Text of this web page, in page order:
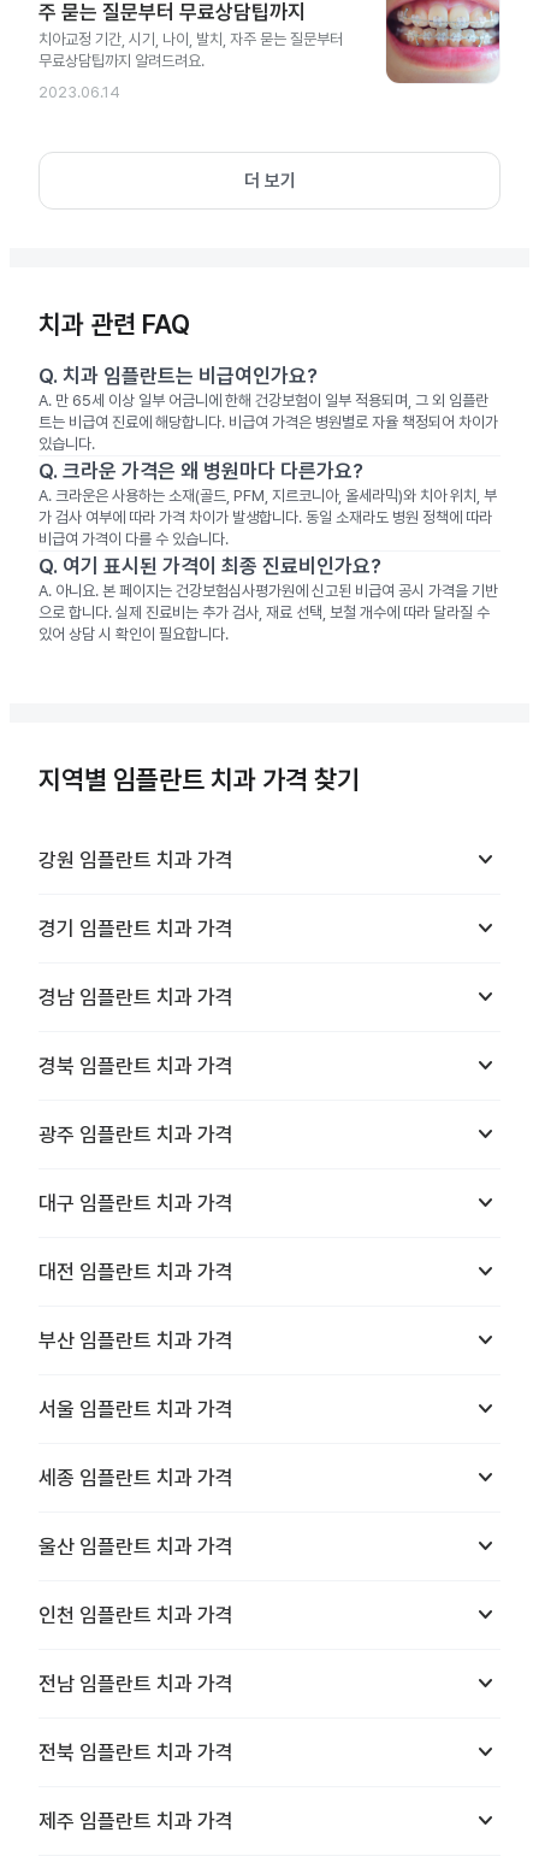
주 묻는 질문부터 무료상담팁까지
치아교정 기간, 시기, 나이, 발치, 자주 묻는 질문부터
무료상담팁까지 알려드려요.
2023.06.14
더 보기
치과 관련 FAQ
Q. 치과 임플란트는 비급여인가요?
A. 만 65세 이상 일부 어금니에 한해 건강보험이 일부 적용되며, 그 외 임플란
트는 비급여 진료에 해당합니다. 비급여 가격은 병원별로 자율 책정되어 차이가
있습니다.
Q. 크라운 가격은 왜 병원마다 다른가요?
A. 크라운은 사용하는 소재(골드, PFM, 지르코니아, 올세라믹)와 치아 위치, 부
가 검사 여부에 따라 가격 차이가 발생합니다. 동일 소재라도 병원 정책에 따라
비급여 가격이 다를 수 있습니다.
Q. 여기 표시된 가격이 최종 진료비인가요?
A. 아니요. 본 페이지는 건강보험심사평가원에 신고된 비급여 공시 가격을 기반
으로 합니다. 실제 진료비는 추가 검사, 재료 선택, 보철 개수에 따라 달라질 수
있어 상담 시 확인이 필요합니다.
지역별 임플란트 치과 가격 찾기
강원 임플란트 치과 가격 keyboard_arrow_down
경기 임플란트 치과 가격 keyboard_arrow_down
경남 임플란트 치과 가격 keyboard_arrow_down
경북 임플란트 치과 가격 keyboard_arrow_down
광주 임플란트 치과 가격 keyboard_arrow_down
대구 임플란트 치과 가격 keyboard_arrow_down
대전 임플란트 치과 가격 keyboard_arrow_down
부산 임플란트 치과 가격 keyboard_arrow_down
서울 임플란트 치과 가격 keyboard_arrow_down
세종 임플란트 치과 가격 keyboard_arrow_down
울산 임플란트 치과 가격 keyboard_arrow_down
인천 임플란트 치과 가격 keyboard_arrow_down
전남 임플란트 치과 가격 keyboard_arrow_down
전북 임플란트 치과 가격 keyboard_arrow_down
제주 임플란트 치과 가격 keyboard_arrow_down